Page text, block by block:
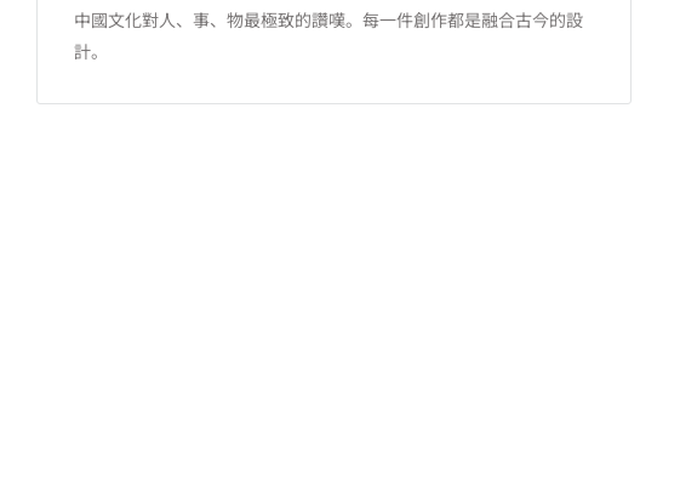
中國文化對人、事、物最極致的讚嘆。每一件創作都是融合古今的設
計。